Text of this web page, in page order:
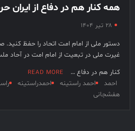
همه کنار هم در دفاع از ایران
۲۸ تیر ۱۴۰۴
دستور ملی از امام امت اتحاد را حفظ
غیرت ملی در تبعیت از امام امت در آحاد
کنار هم در دفاع …
READ MORE
احمد احمد راستینه احمدراستینه
هفشجانی